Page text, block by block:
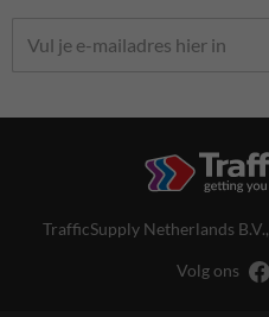
TrafficSupply Netherlands B.V.,
Volg ons